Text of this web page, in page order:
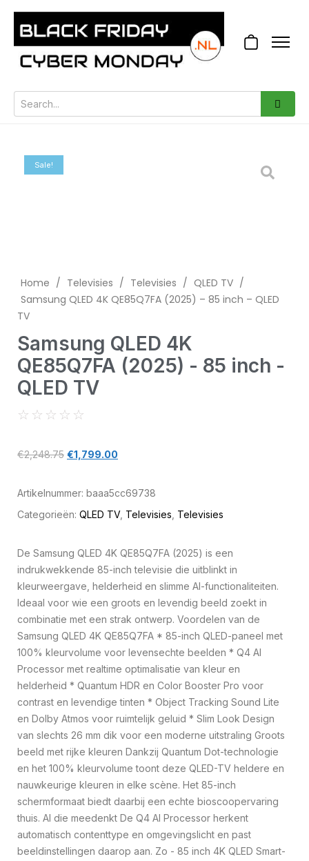
Sale!
Home / Televisies / Televisies / QLED TV /
Samsung QLED 4K QE85Q7FA (2025) – 85 inch – QLED
TV
Samsung QLED 4K
QE85Q7FA (2025) - 85 inch -
QLED TV
☆ ☆ ☆ ☆ ☆
€2,248.75 €1,799.00
Artikelnummer: baaa5cc69738
Categorieën: QLED TV, Televisies Televisies
De Samsung QLED 4K QE85Q7FA (2025) is een
indrukwekkende 85-inch televisie die uitblinkt in
kleurweergave, helderheid en slimme AI-functionaliteiten.
Ideaal voor wie een groots en levendig beeld zoekt in
combinatie met een strak ontwerp. Voordelen van de
Samsung QLED 4K QE85Q7FA * 85-inch QLED-paneel met
100% kleurvolume voor levensechte beelden * Q4 AI
Processor met realtime optimalisatie van kleur en
helderheid * Quantum HDR en Color Booster Pro voor
contrast en levendige tinten * Object Tracking Sound Lite
en Dolby Atmos voor ruimtelijk geluid * Slim Look Design
van slechts 26 mm dik voor een moderne uitstraling Groots
beeld met rijke kleuren Dankzij Quantum Dot-technologie
en het 100% kleurvolume toont deze QLED-TV heldere en
nauwkeurige kleuren in elke scène. Het 85-inch
schermformaat biedt daarbij een echte bioscoopervaring
thuis. AI die meedenkt De Q4 AI Processor herkent
automatisch contenttype en omgevingslicht en past
beeldinstellingen daarop aan. Zo - 85 inch 4K QLED Smart-